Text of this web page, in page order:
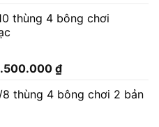
₫.
tại
thùng 4 bông chơi
₫Giá
tại
thùng 4 bông chơi 2 bản